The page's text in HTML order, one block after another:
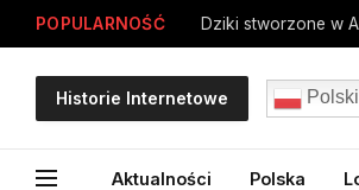
POPULARNOŚĆ Dziki stworzone w
Historie Internetowe Polski
Aktualności Polska